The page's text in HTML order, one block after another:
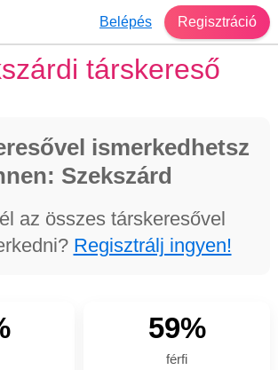
Belépés Regisztráció
társkereső
ismerkedhetsz
Szekszárd
az összes társkeresővel
Regisztrálj ingyen!
59%
férfi